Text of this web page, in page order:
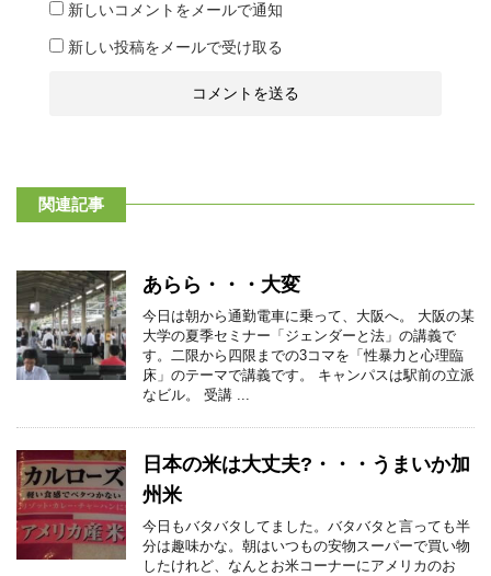
新しいコメントをメールで通知
新しい投稿をメールで受け取る
関連記事
あらら・・・大変
今日は朝から通勤電車に乗って、大阪へ。 大阪の某
大学の夏季セミナー「ジェンダーと法」の講義で
す。二限から四限までの3コマを「性暴力と心理臨
床」のテーマで講義です。 キャンパスは駅前の立派
なビル。 受講 ...
日本の米は大丈夫?・・・うまいか加
州米
今日もバタバタしてました。バタバタと言っても半
分は趣味かな。朝はいつもの安物スーパーで買い物
したけれど、なんとお米コーナーにアメリカのお